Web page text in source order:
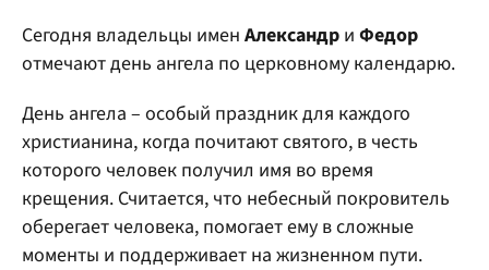
Сегодня владельцы имен Александр и Федор
отмечают день ангела по церковному календарю.
День ангела – особый праздник для каждого
христианина, когда почитают святого, в честь
которого человек получил имя во время
крещения. Считается, что небесный покровитель
оберегает человека, помогает ему в сложные
моменты и поддерживает на жизненном пути.